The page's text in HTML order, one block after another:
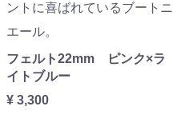
ントに喜ばれているブートニ
エール。
フェルト22mm ピンク×ラ
イトブルー
¥ 3,300